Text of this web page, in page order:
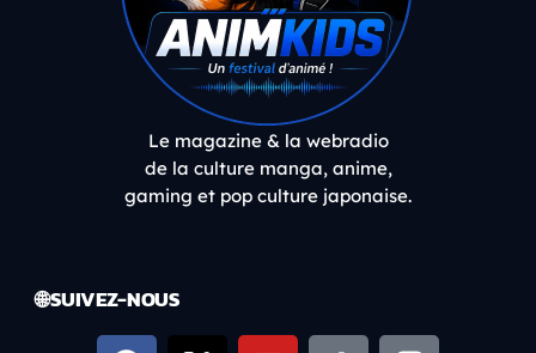
Le magazine & la webradio
de la culture manga, anime,
gaming et pop culture japonaise.
🌐 SUIVEZ-NOUS